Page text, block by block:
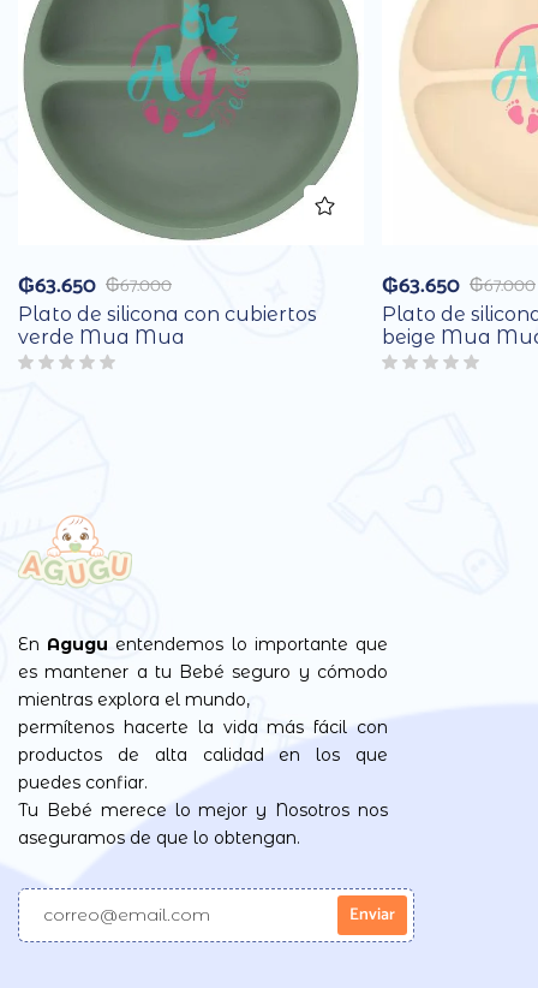
₲67.000
₲63.650
Plato de silicona con cubiertos
verde Mua Mua
₲67.000
₲63.650
Plato de
beige Mua
En Agugu entendemos lo importante que
es mantener a tu Bebé seguro y cómodo
mientras explora el mundo,
permítenos hacerte la vida más fácil con
productos de alta calidad en los que
puedes confiar.
Tu Bebé merece lo mejor y Nosotros nos
aseguramos de que lo obtengan.